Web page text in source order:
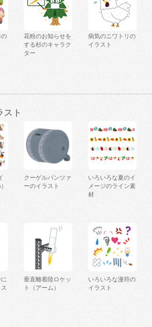
の
花粉のお知らせを
する杉のキャラク
ター
病気のニワトリの
イラスト
スト
クーゲルパンツァ
ーのイラスト
いろいろな夏のイ
メージのライン素
材
垂直離着陸ロケッ
ト（アーム）
いろいろな漫符の
イラスト